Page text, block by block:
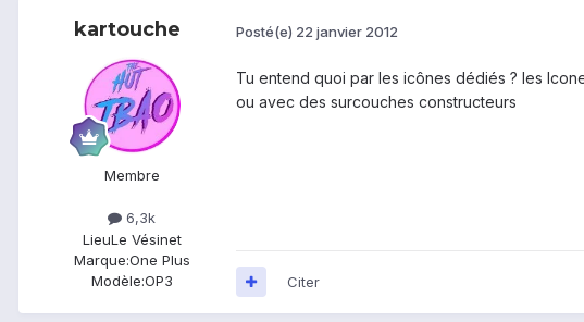
kartouche
Membre
6,3k
LieuLe Vésinet
Marque:One Plus
Modèle:OP3
Posté(e) 22 janvier 2012
Tu entend quoi par les icônes dédiés ? les
ou avec des surcouches constructeurs
Citer